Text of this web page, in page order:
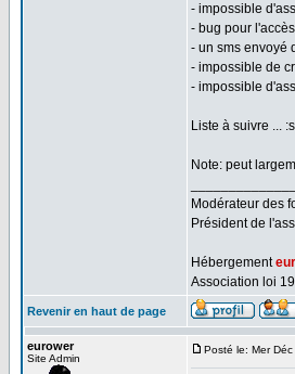
- impossible
- bug pour
- un sms envoyé
- impossible de
- impossible
Liste à suivre ... :s
Note: peut
Modérateur des
Président de
Hébergement
Association loi
Revenir en haut de page
eurower
Site Admin
Posté le: Mer